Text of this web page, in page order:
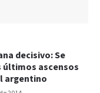
decisivo: Se
últimos ascensos
argentino